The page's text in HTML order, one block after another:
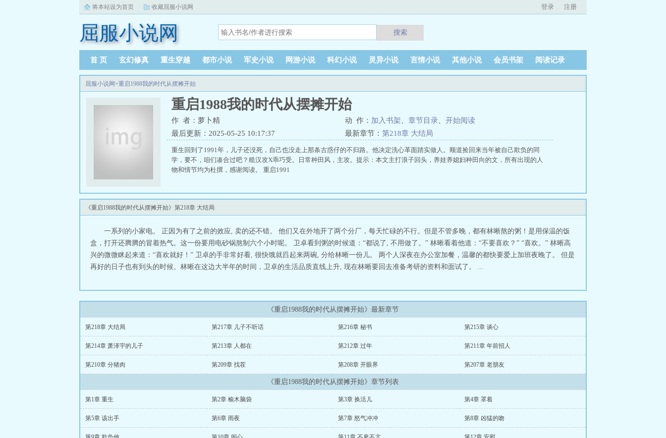
将本站设为首页 收藏屈服小说网 登录 注册
屈服小说网 搜索
首 页 玄幻修真 重生穿越 都市小说 军史小说 网游小说 科幻小说 灵异小说 言情小说 其他小说 会员书架 阅读记录
屈服小说网>重启1988我的时代从摆摊开始
重启1988我的时代从摆摊开始
作 者：萝卜精 动 作： 加入书架 章节目录
开始阅读
最后更新：2025-05-25 10:17:37
最新章节： 第218章 大结局
重生回到了1991年，儿子还没死，自己也没走上那条古惑仔的不归路。他决定洗心革面踏实做人。顺道捡回来当年被自己欺负的同
学，要不，咱们凑合过吧？糙汉攻X乖巧受。日常种田风，主攻。提示：本文主打浪子回头，养娃养媳妇种田向的文，所有出现的人
物和情节均为杜撰，感谢阅读。 重启1991
《重启1988我的时代从摆摊开始》第218章 大结局
一系列的小家电。 正因为有了之前的效应, 卖的还不错。 他们又在外地开了两个分厂，每天忙碌的不行。但是不管多晚，都有林晰熬的粥！是用保温的饭
盒，打开还腾腾的冒着热气。这一份要用电砂锅熬制六个小时呢。 卫卓看到粥的时候道：“都说了, 不用做了。” 林晰看着他道：“不要喜欢？” “喜欢。” 林晰高
兴的微微眯起来道：“喜欢就好！” 卫卓的手非常好看, 很快饿就舀起来两碗, 分给林晰一份儿。 两个人深夜在办公室加餐，温馨的都快要爱上加班夜晚了。 但是
再好的日子也有到头的时候。林晰在这边大半年的时间，卫卓的生活品质直线上升, 现在林晰要回去准备考研的资料和面试了。 ...
《重启1988我的时代从摆摊开始》最新章节
第218章 大结局 第217章 儿子不听话 第216章 秘书 第215章 谈心
第214章 萧泽宇的儿子 第213章 人都在 第212章 过年 第211章 年前招人
第210章 分猪肉 第209章 找茬 第208章 开眼界 第207章 老朋友
《重启1988我的时代从摆摊开始》章节列表
第1章 重生 第2章 榆木脑袋 第3章 换活儿 第4章 罩着
第5章 该出手 第6章 雨夜 第7章 怒气冲冲 第8章 凶猛的吻